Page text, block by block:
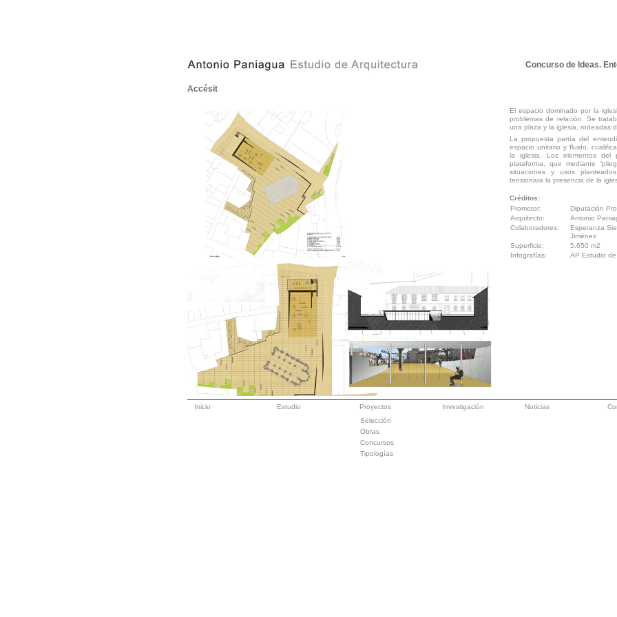
Concurso de Ideas.
Accésit
El espacio dominado por la
problemas de relación. Se
una plaza y la iglesia, rodeadas
La propuesta partía del
espacio unitario y fluido,
la iglesia. Los elementos del
plataforma, que mediante
situaciones y usos
tensionara la presencia de la
Créditos:
Promotor:
Diputación
Arquitecto:
Antonio
Colaboradores:
Esperanza
Jiménez
Superficie:
5.650 m2
Infografías:
AP Estudio
Inicio Estudio
Proyectos
Selección
Obras
Concursos
Tipologías
Investigación Noticias